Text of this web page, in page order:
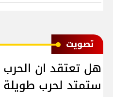
ﺗﺼﻮﻳﺖ
هل تعتقد ان الحرب
ستمتد لحرب طويلة